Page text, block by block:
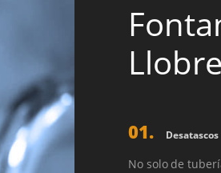
01. Desatascos
No solo de